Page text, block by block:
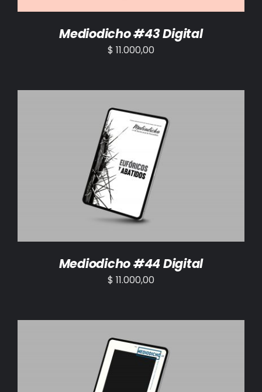
Mediodicho #43 Digital
$ 11.000,00
AÑADIR AL CARRITO /
Mediodicho #44 Digital
$ 11.000,00